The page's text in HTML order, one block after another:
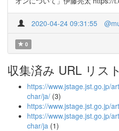
2020-04-24 09:31:55
0
収集済み URL リスト
https://www.jstage.jst.go.jp/
char/ja/ (3)
https://www.jstage.jst.go.jp/
https://www.jstage.jst.go.jp/
char/ja (1)